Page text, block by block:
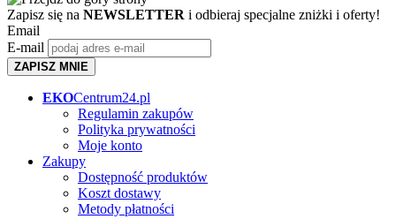
Zapisz się na NEWSLETTER i odbieraj specjalne zniżki i oferty!
Email
E-mail
ZAPISZ MNIE
EKOCentrum24.pl
Regulamin zakupów
Polityka prywatności
Moje konto
Zakupy
Dostępność produktów
Koszt dostawy
Metody płatności